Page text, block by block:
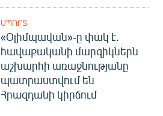
ՍՊՈՐՏ
«Օլիմպավան»-ը փակ է.
հավաքականի մարզիկներն
աշխարհի առաջնությանը
պատրաստվում են
Հրազդանի կիրճում